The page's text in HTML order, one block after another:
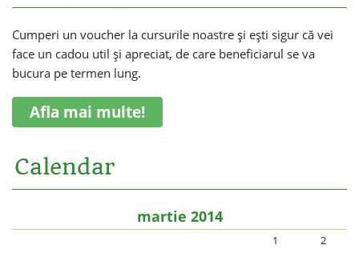
Cumperi un voucher la cursurile noastre și ești sigur că vei
face un cadou util și apreciat, de care beneficiarul se va
bucura pe termen lung.
Afla mai multe!
Calendar
martie 2014
1
2